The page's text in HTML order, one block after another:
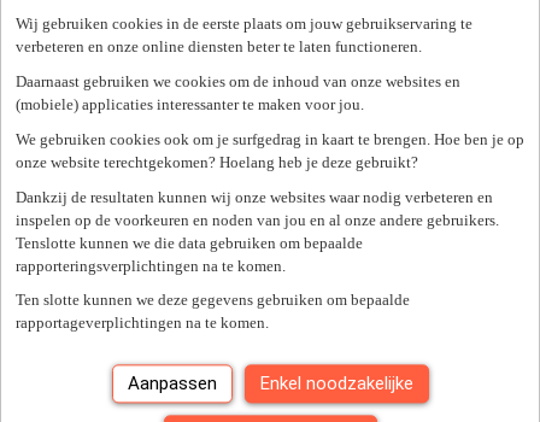
Wij gebruiken cookies in de eerste plaats om jouw gebruikservaring te
verbeteren en onze online diensten beter te laten functioneren.
Daarnaast gebruiken we cookies om de inhoud van onze websites en
(mobiele) applicaties interessanter te maken voor jou.
We gebruiken cookies ook om je surfgedrag in kaart te brengen. Hoe ben je op
onze website terechtgekomen? Hoelang heb je deze gebruikt?
Dankzij de resultaten kunnen wij onze websites waar nodig verbeteren en
inspelen op de voorkeuren en noden van jou en al onze andere gebruikers.
Tenslotte kunnen we die data gebruiken om bepaalde
rapporteringsverplichtingen na te komen.
Ten slotte kunnen we deze gegevens gebruiken om bepaalde
rapportageverplichtingen na te komen.
Aanpassen Enkel noodzakelijke
Postcode of gemeente
Zoek vacatures
Mijn gekozen filters
Wis alle filters
Provincie
+ Toon meer - Toon minder
U hebt geen toegang tot deze pagina of bent niet langer aangemeld.
Opnieuw aanmelden.
Sluiten
Je hebt0van0jobs gezien.